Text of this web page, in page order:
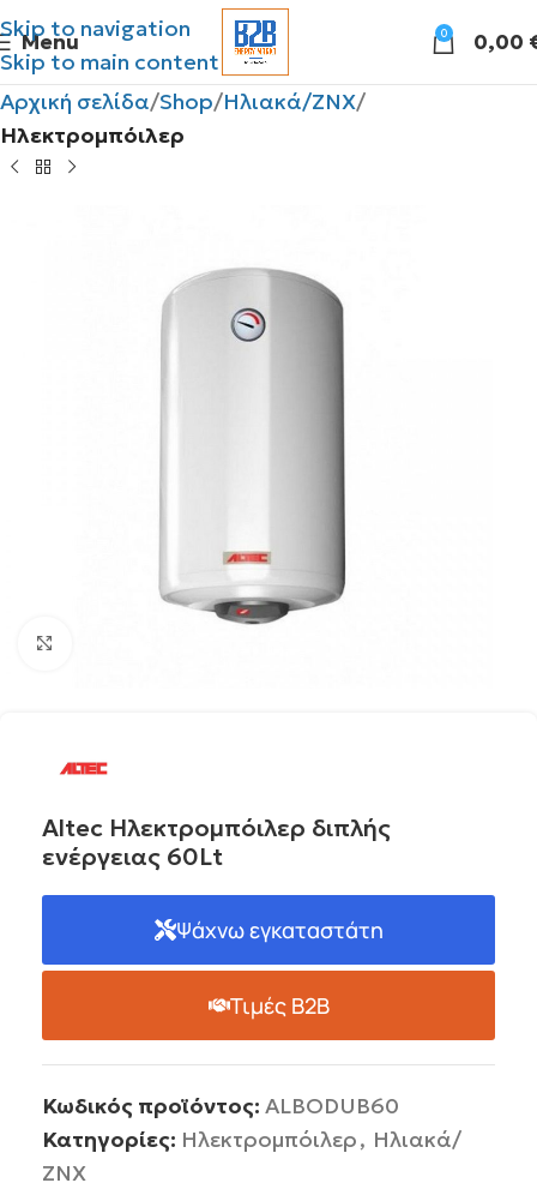
Skip to navigation
Skip to main content
Menu 0 0,00
Αρχική σελίδα Shop Ηλιακά/ΖΝΧ
Ηλεκτρομπόιλερ
Altec Ηλεκτρομπόιλερ διπλής
ενέργειας 60Lt
Ψάχνω εγκαταστάτη
Τιμές B2B
Κωδικός προϊόντος: ALBODUB60
Κατηγορίες: Ηλεκτρομπόιλερ, Ηλιακά/
ΖΝΧ